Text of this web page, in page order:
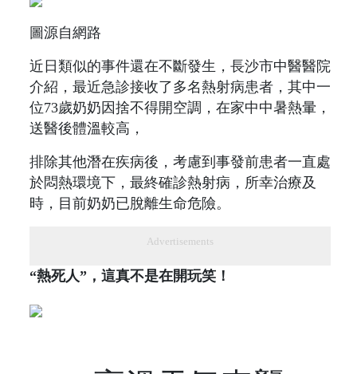
圖源自網路
近日類似的事件還在不斷發生，長沙市中醫醫院
介紹，最近急診接收了多名熱射病患者，其中一
位73歲奶奶因捨不得開空調，在家中中暑熱暈，
送醫後體溫較高，
排除其他潛在疾病後，考慮到事發前患者一直處
於悶熱環境下，最終確診熱射病，所幸治療及
時，目前奶奶已脫離生命危險。
Advertisements
“熱死人”，這真不是在開玩笑！